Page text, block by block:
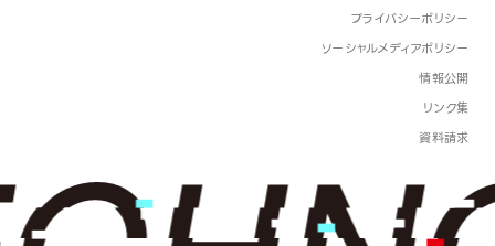
プライバシーポリシー
ソーシャルメディアポリシー
情報公開
リンク集
資料請求